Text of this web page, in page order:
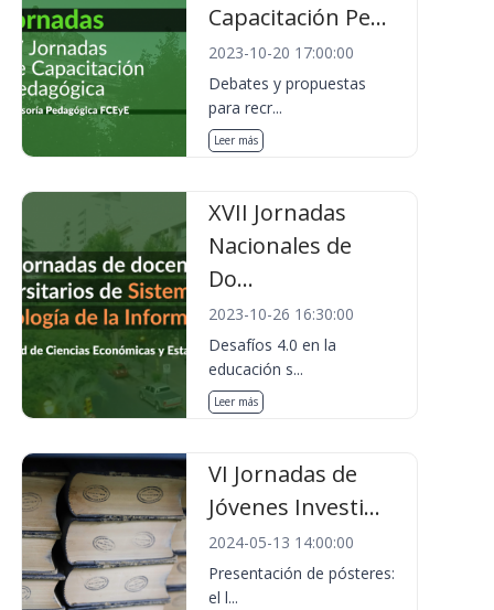
Capacitación Pe...
2023-10-20 17:00:00
Debates y propuestas
para recr...
Leer más
XVII Jornadas
Nacionales de
Do...
2023-10-26 16:30:00
Desafíos 4.0 en la
educación s...
Leer más
VI Jornadas de
Jóvenes Investi...
2024-05-13 14:00:00
Presentación de pósteres:
el l...